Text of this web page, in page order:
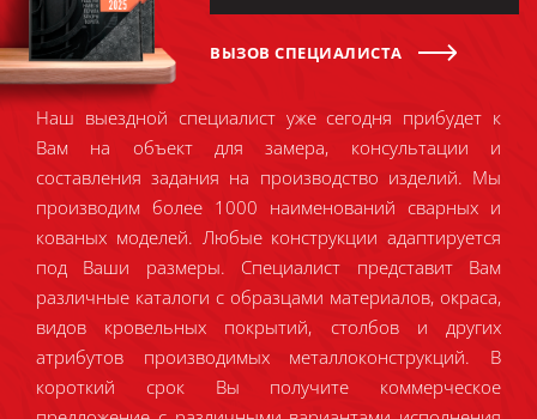
ВЫЗОВ СПЕЦИАЛИСТА
Наш выездной специалист уже сегодня прибудет к
Вам на объект для замера, консультации и
составления задания на производство изделий. Мы
производим более 1000 наименований сварных и
кованых моделей. Любые конструкции адаптируется
под Ваши размеры. Специалист представит Вам
различные каталоги с образцами материалов, окраса,
видов кровельных покрытий, столбов и других
атрибутов производимых металлоконструкций. В
короткий срок Вы получите коммерческое